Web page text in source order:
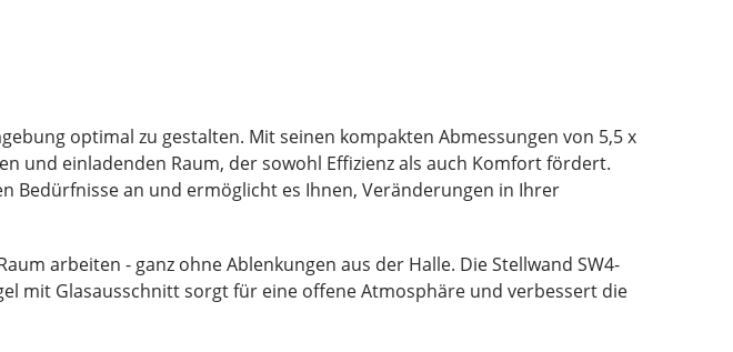
optimal zu gestalten. Mit seinen kompakten Abmessungen von 5,5 x
und einladenden Raum, der sowohl Effizienz als auch Komfort fördert.
Bedürfnisse an und ermöglicht es Ihnen, Veränderungen in Ihrer
arbeiten - ganz ohne Ablenkungen aus der Halle. Die Stellwand SW4-
mit Glasausschnitt sorgt für eine offene Atmosphäre und verbessert die